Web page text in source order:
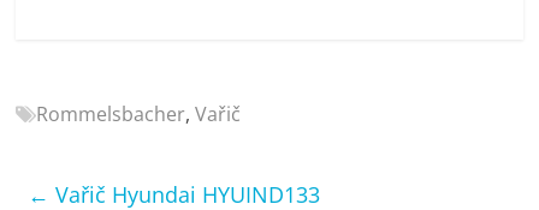
telefony,
Rommelsbacher,Vařič
← Vařič Hyundai HYUIND133